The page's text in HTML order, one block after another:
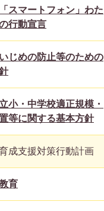
スマートフォン」わた
行動宣言
じめの防止等のための
小・中学校適正規模・
等に関する基本方針
成支援対策行動計画
育